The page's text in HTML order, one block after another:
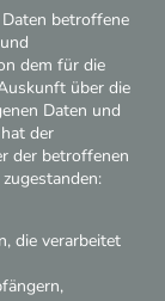
betroffene
dem für die
über die
Daten und
der
der betroffenen
die verarbeitet